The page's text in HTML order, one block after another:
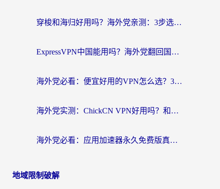
穿梭和海归好用吗？海外党亲测：3步选对回国加速器，无缝刷国内剧玩手游
ExpressVPN中国能用吗？海外党翻回国内的加速器选择指南（附番茄加速器实测）
海外党必看：便宜好用的VPN怎么选？3步解决回国访问难题+Steam改区技巧
海外党实测：ChickCN VPN好用吗？和OurPlay VPN对比哪个回国效果更好？附避坑指南
海外党必看：应用加速器永久免费版真的靠谱吗？教你选对回国加速器无缝刷国内资源
地域限制破解